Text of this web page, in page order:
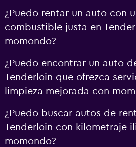
¿Puedo rentar un auto con
combustible justa en
momondo?
¿Puedo encontrar un auto
Tenderloin que ofrezca
limpieza mejorada con
¿Puedo buscar autos de
Tenderloin con kilometraje
momondo?